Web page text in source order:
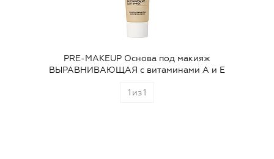
PRE-MAKEUP Основа под макияж
ВЫРАВНИВАЮЩАЯ с витаминами А и Е
1 из1